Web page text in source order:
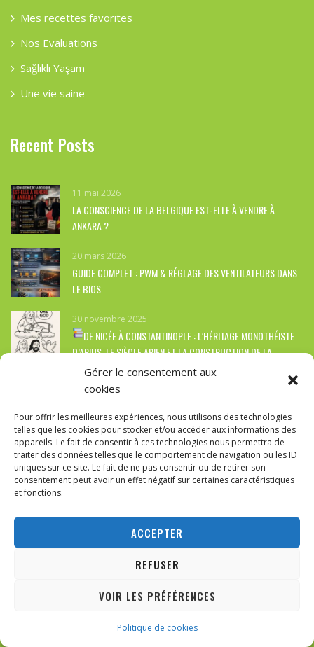
Gérer le consentement aux
cookies
Pour offrir les meilleures expériences, nous utilisons des technologies
telles que les cookies pour stocker et/ou accéder aux informations des
appareils. Le fait de consentir à ces technologies nous permettra de
traiter des données telles que le comportement de navigation ou les ID
uniques sur ce site. Le fait de ne pas consentir ou de retirer son
consentement peut avoir un effet négatif sur certaines caractéristiques
et fonctions.
ACCEPTER
REFUSER
VOIR LES PRÉFÉRENCES
Politique de cookies
Mes recettes favorites
Nos Evaluations
Sağlıklı Yaşam
Une vie saine
Recent Posts
11 mai 2026
LA CONSCIENCE DE LA BELGIQUE EST-ELLE À VENDRE À
ANKARA ?
20 mars 2026
GUIDE COMPLET : PWM & RÉGLAGE DES VENTILATEURS DANS
LE BIOS
30 novembre 2025
DE NICÉE À CONSTANTINOPLE : L’HÉRITAGE MONOTHÉISTE
D’ARIUS, LE SIÈCLE ARIEN ET LA CONSTRUCTION DE LA
DOCTRINE TRINITAIRE
Contactez-nous!
21 Rue Edouard Etienne,
7090 Braine Le Comte
Overt du mardi au Samedi de 15h00 à 19h30